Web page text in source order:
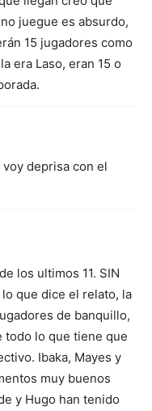
juegue es absurdo,
15 jugadores como
era Laso, eran 15 o
deprisa con el
los ultimos 11. SIN
lo que dice el relato, la
de banquillo,
todo lo que tiene que
Ibaka, Mayes y
muy buenos
y Hugo han tenido